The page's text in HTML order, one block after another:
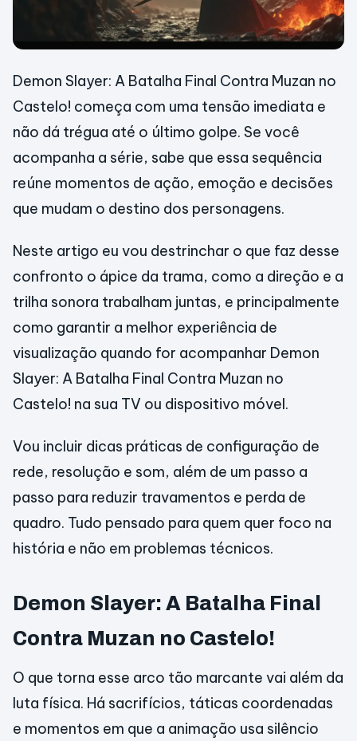
Demon Slayer: A Batalha Final Contra Muzan no
Castelo! começa com uma tensão imediata e
não dá trégua até o último golpe. Se você
acompanha a série, sabe que essa sequência
reúne momentos de ação, emoção e decisões
que mudam o destino dos personagens.
Neste artigo eu vou destrinchar o que faz desse
confronto o ápice da trama, como a direção e a
trilha sonora trabalham juntas, e principalmente
como garantir a melhor experiência de
visualização quando for acompanhar Demon
Slayer: A Batalha Final Contra Muzan no
Castelo! na sua TV ou dispositivo móvel.
Vou incluir dicas práticas de configuração de
rede, resolução e som, além de um passo a
passo para reduzir travamentos e perda de
quadro. Tudo pensado para quem quer foco na
história e não em problemas técnicos.
Demon Slayer: A Batalha Final
Contra Muzan no Castelo!
O que torna esse arco tão marcante vai além da
luta física. Há sacrifícios, táticas coordenadas
e momentos em que a animação usa silêncio